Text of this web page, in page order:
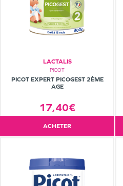
LACTALIS
PICOT
PICOT EXPERT PICOGEST 2ÈME
AGE
17,40€
ACHETER